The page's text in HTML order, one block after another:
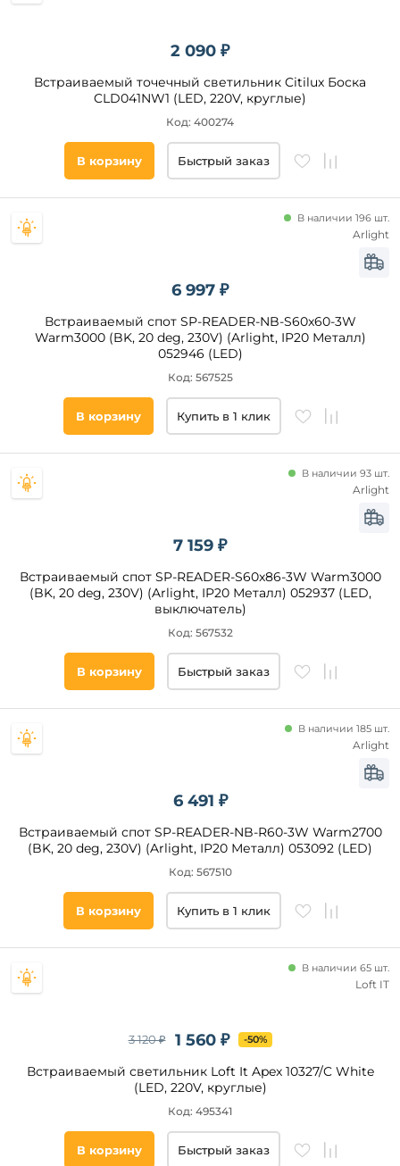
Общая
Площадь
освещения,
Подходит
Наличие
2 090 ₽
Встраиваемый точечный светильник Citilux Боска
CLD041NW1 (LED, 220V, круглые)
Код: 400274
В корзину Быстрый заказ
6 997 ₽
Встраиваемый спот SP-READER-NB-S60x60-3W
Warm3000 (BK, 20 deg, 230V) (Arlight, IP20 Металл)
052946 (LED)
В наличии 196 шт.
Код: 567525
Arlight
В корзину Купить в 1 клик
7 159 ₽
Встраиваемый спот SP-READER-S60x86-3W Warm3000
(BK, 20 deg, 230V) (Arlight, IP20 Металл) 052937 (LED,
выключатель)
В наличии 93 шт.
Код: 567532
Arlight
В корзину Быстрый заказ
6 491 ₽
Встраиваемый спот SP-READER-NB-R60-3W Warm2700
(BK, 20 deg, 230V) (Arlight, IP20 Металл) 053092 (LED)
В наличии 185 шт.
Код: 567510
Arlight
В корзину Купить в 1 клик
1 560 ₽
3 120 ₽ -50%
Встраиваемый светильник Loft It Apex 10327/C White
(LED, 220V, круглые)
В наличии 65 шт.
Код: 495341
Loft IT
В корзину Быстрый заказ